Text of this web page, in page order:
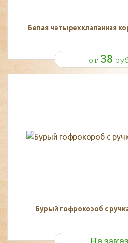
Белая четырехклапанная
от 38 руб.
Бурый гофрокороб с
На заказ